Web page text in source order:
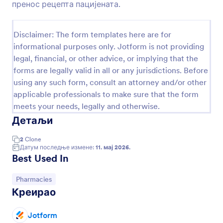
пренос рецепта пацијената.
Disclaimer: The form templates here are for
informational purposes only. Jotform is not providing
legal, financial, or other advice, or implying that the
forms are legally valid in all or any jurisdictions. Before
using any such form, consult an attorney and/or other
applicable professionals to make sure that the form
meets your needs, legally and otherwise.
Детаљи
2 Clone
Датум последње измене: 11. мај 2026.
Best Used In
Иди на категорију:
Pharmacies
Креирао
Jotform
Преглед